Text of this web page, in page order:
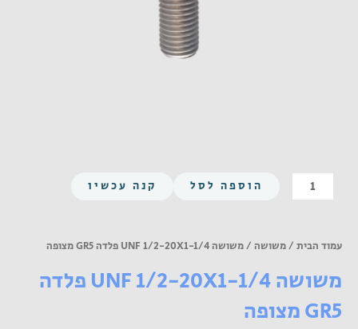
כמות
של
20X1-
פלדה
הוספה לסל קנה עכשיו
עמוד הבית /משושה / משושה UNF 1/2-20X1-1/4 פלדה GR5 מצופה
משושה UNF 1/2-20X1-1/4 פלדה
GR5 מצופה